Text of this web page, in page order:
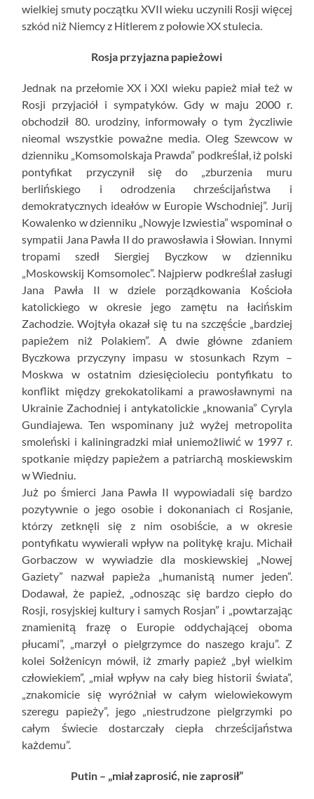
wielkiej smuty początku XVII wieku uczynili Rosji więcej
szkód niż Niemcy z Hitlerem z połowie XX stulecia.
Rosja przyjazna papieżowi
Jednak na przełomie XX i XXI wieku papież miał też w
Rosji przyjaciół i sympatyków. Gdy w maju 2000 r.
obchodził 80. urodziny, informowały o tym życzliwie
nieomal wszystkie poważne media. Oleg Szewcow w
dzienniku „Komsomolskaja Prawda” podkreślał, iż polski
pontyfikat przyczynił się do „zburzenia muru
berlińskiego i odrodzenia chrześcijaństwa i
demokratycznych ideałów w Europie Wschodniej”. Jurij
Kowalenko w dzienniku „Nowyje Izwiestia” wspominał o
sympatii Jana Pawła II do prawosławia i Słowian. Innymi
tropami szedł Siergiej Byczkow w dzienniku
„Moskowskij Komsomolec”. Najpierw podkreślał zasługi
Jana Pawła II w dziele porządkowania Kościoła
katolickiego w okresie jego zamętu na łacińskim
Zachodzie. Wojtyła okazał się tu na szczęście „bardziej
papieżem niż Polakiem”. A dwie główne zdaniem
Byczkowa przyczyny impasu w stosunkach Rzym –
Moskwa w ostatnim dziesięcioleciu pontyfikatu to
konflikt między grekokatolikami a prawosławnymi na
Ukrainie Zachodniej i antykatolickie „knowania” Cyryla
Gundiajewa. Ten wspominany już wyżej metropolita
smoleński i kaliningradzki miał uniemożliwić w 1997 r.
spotkanie między papieżem a patriarchą moskiewskim
w Wiedniu.
Już po śmierci Jana Pawła II wypowiadali się bardzo
pozytywnie o jego osobie i dokonaniach ci Rosjanie,
którzy zetknęli się z nim osobiście, a w okresie
pontyfikatu wywierali wpływ na politykę kraju. Michaił
Gorbaczow w wywiadzie dla moskiewskiej „Nowej
Gaziety” nazwał papieża „humanistą numer jeden”.
Dodawał, że papież, „odnosząc się bardzo ciepło do
Rosji, rosyjskiej kultury i samych Rosjan” i „powtarzając
znamienitą frazę o Europie oddychającej oboma
płucami”, „marzył o pielgrzymce do naszego kraju”. Z
kolei Sołżenicyn mówił, iż zmarły papież „był wielkim
człowiekiem”, „miał wpływ na cały bieg historii świata”,
„znakomicie się wyróżniał w całym wielowiekowym
szeregu papieży”, jego „niestrudzone pielgrzymki po
całym świecie dostarczały ciepła chrześcijaństwa
każdemu”.
Putin – „miał zaprosić, nie zaprosił”